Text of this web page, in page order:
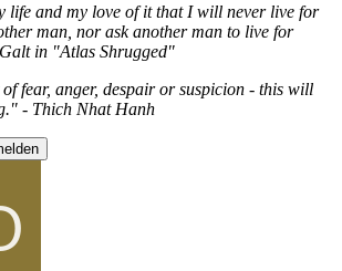
life and my love of it that I will never live for
man, nor ask another man to live for
in "Atlas Shrugged"
fear, anger, despair or suspicion - this will
- Thich Nhat Hanh